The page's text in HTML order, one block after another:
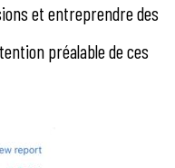
et entreprendre des
préalable de ces